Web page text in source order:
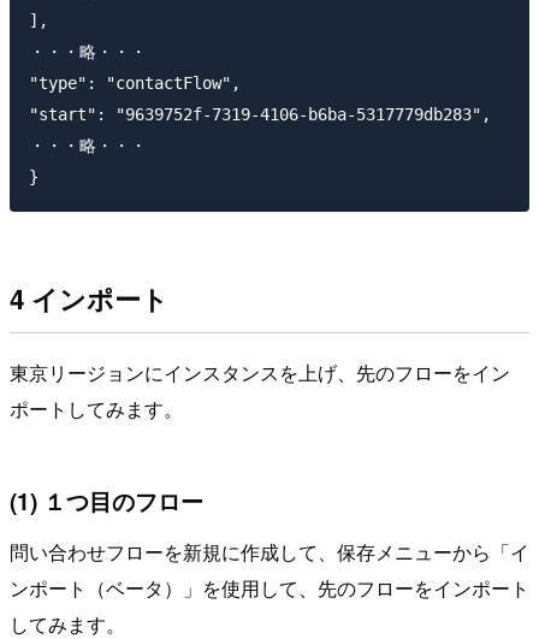
],
・・・略・・・
"type": "contactFlow",
"start": "9639752f-7319-4106-b6ba-5317779db283",
・・・略・・・
4 インポート
東京リージョンにインスタンスを上げ、先のフローをイン
ポートしてみます。
(1) １つ目のフロー
問い合わせフローを新規に作成して、保存メニューから「イ
ンポート（ベータ）」を使用して、先のフローをインポート
してみます。